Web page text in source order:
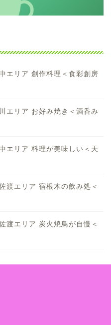
エリア 創作料理＜食彩創房
エリア お好み焼き＜酒呑み
エリア 料理が美味しい＜天
渡エリア 宿根木の飲み処＜
渡エリア 炭火焼鳥が自慢＜